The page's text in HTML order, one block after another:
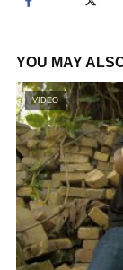
YOU MAY
VIDEO